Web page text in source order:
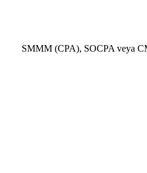
SMMM (CPA), SOCPA veya